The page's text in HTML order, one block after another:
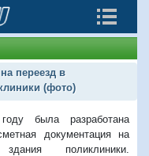
переезд в
(фото)
была разработана
документация на
поликлиники.